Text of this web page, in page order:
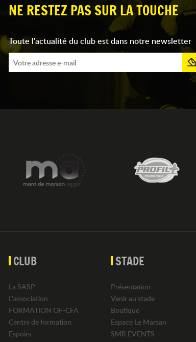
NE RESTEZ PAS SUR LA TOUCHE
Toute l'actualité du club est dans notre newsletter
CLUB
La SASP
L'association
FORMATION OF-CFA
Centre de formation
Espoirs
STADE
Présentation
Venir au stade
Boutique
Espace Le Marsan
SMR EVENTS